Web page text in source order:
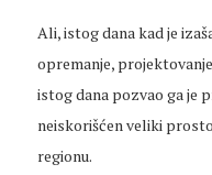
Ali, istog dana kad je
opremanje,
istog dana pozvao ga je
neiskorišćen veliki
regionu.